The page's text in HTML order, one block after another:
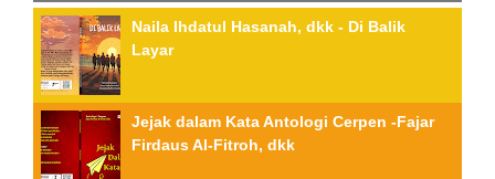
Naila Ihdatul Hasanah, dkk - Di Balik
Layar
Jejak dalam Kata Antologi Cerpen -Fajar
Firdaus Al-Fitroh, dkk